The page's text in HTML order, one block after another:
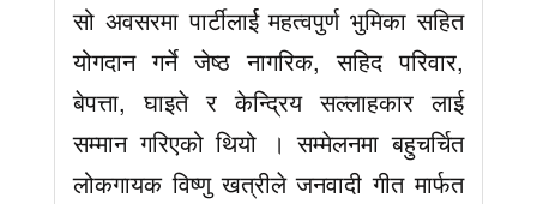
सो अवसरमा पार्टीलार्ई महत्वपुर्ण भुमिका सहित
योगदान गर्ने जेष्ठ नागरिक, सहिद परिवार,
बेपत्ता, घाइते र केन्द्रिय सल्लाहकार लाई
सम्मान गरिएको थियो । सम्मेलनमा बहुचर्चित
लोकगायक विष्णु खत्रीले जनवादी गीत मार्फत